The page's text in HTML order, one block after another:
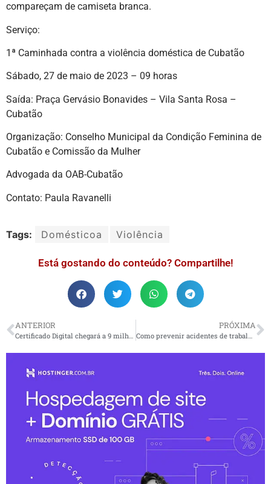
compareçam de camiseta branca.
Serviço:
1ª Caminhada contra a violência doméstica de Cubatão
Sábado, 27 de maio de 2023 – 09 horas
Saída: Praça Gervásio Bonavides – Vila Santa Rosa –
Cubatão
Organização: Conselho Municipal da Condição Feminina de
Cubatão e Comissão da Mulher
Advogada da OAB-Cubatão
Contato: Paula Ravanelli
Tags: Domésticoa Violência
Está gostando do conteúdo? Compartilhe!
ANTERIOR
Certificado Digital chegará a 9 milhões de emissões em 2023
PRÓXIMA
Como prevenir acidentes de trabalho no Dia da Indústria?